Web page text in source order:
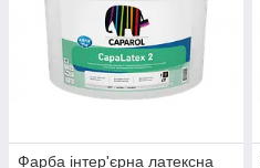
Фарба інтер'єрна латексна